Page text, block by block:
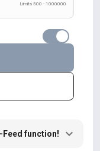
Limits 500 - 1000000
function!